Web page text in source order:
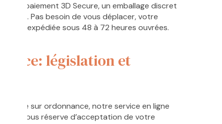
un paiement 3D Secure, un emballage discret
Pas besoin de vous déplacer, votre
est expédiée sous 48 à 72 heures ouvrées.
législation et
délivré sur ordonnance, notre service en ligne
sous réserve d’acceptation de votre